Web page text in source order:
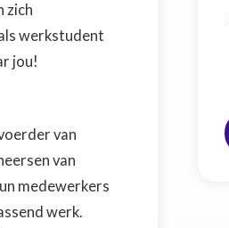
zich
werkstudent
jou!
van
van
medewerkers
werk.